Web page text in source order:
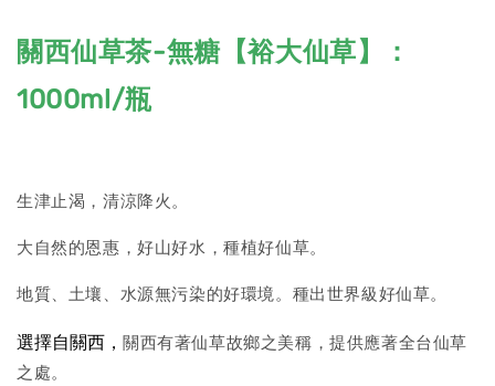
關西仙草茶-無糖【裕大仙草】：
1000ml/瓶
生津止渴，清涼降火。
大自然的恩惠，好山好水，種植好仙草。
地質、土壤、水源無污染的好環境。種出世界級好仙草。
選擇自關西， 關西有著仙草故鄉之美稱，提供應著全台仙草
之處。